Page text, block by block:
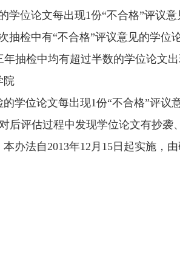
学位论文每出现1份“不合格”评议
抽检中有“不合格”评议意见的学
年抽检中均有超过半数的学位论文
院
的学位论文每出现1份“不合格”评
后评估过程中发现学位论文有抄袭
办法自2013年12月15日起实施，